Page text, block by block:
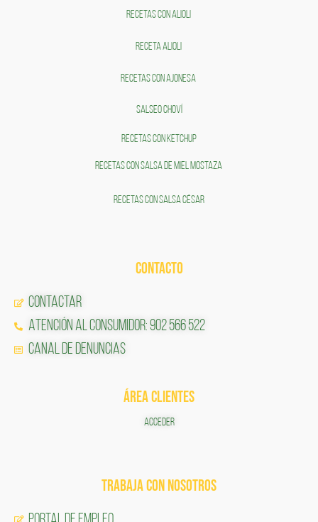
RECETAS CON ALIOLI
RECETA ALIOLI
RECETAS CON AJONESA
SALSEO CHOVÍ
RECETAS CON KETCHUP
RECETAS CON SALSA DE MIEL MOSTAZA
RECETAS CON SALSA CÉSAR
CONTACTO
Contactar
Atención al Consumidor: 902 566 522
Canal de Denuncias
ÁREA CLIENTES
ACCEDER
TRABAJA CON NOSOTROS